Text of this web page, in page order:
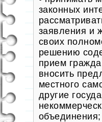
законных
заявления и
своих
решению
прием
вносить
местного
другие
объединения;